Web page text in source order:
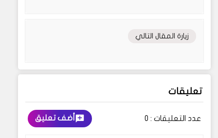
زيارة المقال التالي
تعليقات
عدد التعليقات : 0 أضف تعليق